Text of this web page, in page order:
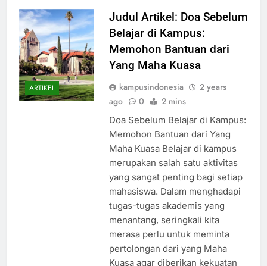
ARTIKEL
Judul Artikel: Doa Sebelum
Belajar di Kampus:
Memohon Bantuan dari
Yang Maha Kuasa
kampusindonesia
Doa Sebelum Belajar di Kampus:
Memohon Bantuan dari Yang
Maha Kuasa Belajar di kampus
merupakan salah satu aktivitas
yang sangat penting bagi setiap
mahasiswa. Dalam menghadapi
tugas-tugas akademis yang
menantang, seringkali kita
merasa perlu untuk meminta
pertolongan dari yang Maha